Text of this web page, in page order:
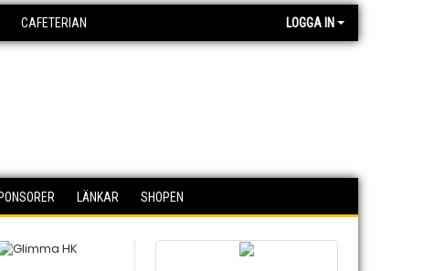
CAFETERIAN LOGGA IN
LÄNKAR SHOPEN